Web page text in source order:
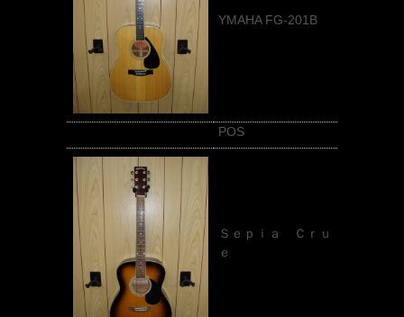
YMAHA FG-201B
POS
Ｓｅｐｉａ Ｃｒｕ
ｅ